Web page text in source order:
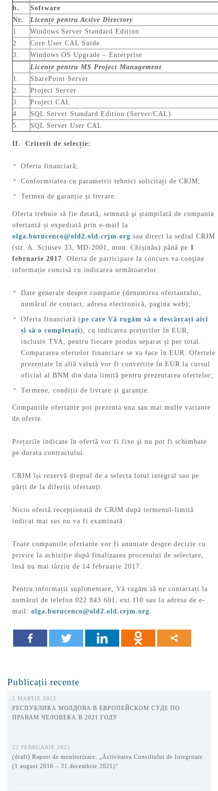
b.
Software
Nr.
Licențe pentru Active Directory
1.
Windows Server Standard Edition
2.
Core User CAL Suide
3.
Windows OS Upgrade – Enterprise
Licențe pentru MS Project Management
1.
SharePoint Server
2.
Project Server
3.
Project CAL
4.
SQL Server Standard Edition (Server/CAL)
5.
SQL Server User CAL
II. Criterii de selecție:
Oferta financiară;
Conformitatea cu parametrii tehnici solicitați de CRJM;
Termen de garanție și livrare.
Oferta trebuie să fie datată, semnată şi ștampilată de compania
ofertantă și expediată prin e-mail la
olga.burucenco@old2.old.crjm.org sau direct la sediul CRJM
(str. A. Sciusev 33, MD-2001, mun. Chișinău) până pe 1
februarie 2017 . Oferta de participare la concurs va conţine
informație concisă cu indicarea următoarelor:
Date generale despre companie (denumirea ofertantului,
numărul de contact, adresa electronică, pagina web);
Oferta financiară (pe care Vă rugăm să o descărcați aici
și să o completați), cu indicarea prețurilor în EUR,
inclusiv TVA, pentru fiecare produs separat și per total.
Compararea ofertelor financiare se va face în EUR. Ofertele
prezentate în altă valută vor fi convertite în EUR la cursul
oficial al BNM din data limită pentru prezentarea ofertelor;
Termene, condiții de livrare și garanție.
Companiile ofertante pot prezenta una sau mai multe variante
de oferte.
Prețurile indicate în ofertă vor fi fixe şi nu pot fi schimbate
pe durata contractului.
CRJM își rezervă dreptul de a selecta lotul integral sau pe
părți de la diferiți ofertanți.
Nicio ofertă recepționată de CRJM după termenul-limită
indicat mai sus nu va fi examinată.
Toate companiile ofertante vor fi anunțate despre decizie cu
privire la achiziție după finalizarea procesului de selectare,
însă nu mai târziu de 14 februarie 2017.
Pentru informații suplimentare, Vă rugăm să ne contactați la
numărul de telefon 022 843 601, ext.110 sau la adresa de e-
mail: olga.burucenco@old2.old.crjm.org.
Publicații recente
2 MARTIE 2022
РЕСПУБЛИКА МОЛДОВА В ЕВРОПЕЙСКОМ СУДЕ ПО
ПРАВАМ ЧЕЛОВЕКА В 2021 ГОДУ
22 FEBRUARIE 2022
(draft) Raport de monitorizare: „Activitatea Consiliului de Integritate
(1 august 2016 – 31 decembrie 2021)”